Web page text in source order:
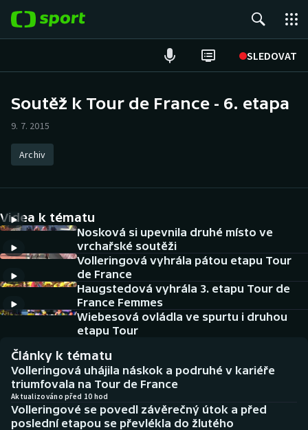
SLEDOVAT
Hokej
Tenis
Atletika
Cyklistika
DALŠÍ SPORTY
Americký fotbal
Baseball a softbal
Basketbal
Biatlon
Boby a skeleton
NEPŘEHLÉDNĚTE
Soutěže
Historické návraty
Aplikace ČT sport
AZ kvíz
Soutěž k Tour de France - 6. etapa
9. 7. 2015
Archiv
Videa k tématu
Nosková si upevnila druhé místo ve
vrchařské soutěži
Volleringová vyhrála pátou etapu Tour
de France
Haugstedová vyhrála 3. etapu Tour de
France Femmes
Wiebesová ovládla ve spurtu i druhou
etapu Tour
Články k tématu
Volleringová uhájila náskok a podruhé v kariéře
triumfovala na Tour de France
Aktualizováno před 10 hod
Volleringové se povedl závěrečný útok a před
poslední etapou se převlékla do žlutého